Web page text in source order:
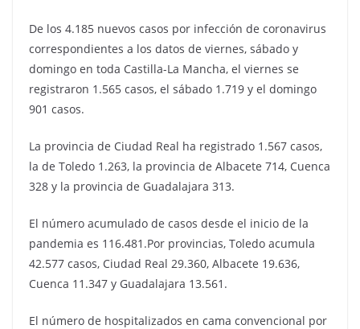
De los 4.185 nuevos casos por infección de coronavirus
correspondientes a los datos de viernes, sábado y
domingo en toda Castilla-La Mancha, el viernes se
registraron 1.565 casos, el sábado 1.719 y el domingo
901 casos.
La provincia de Ciudad Real ha registrado 1.567 casos,
la de Toledo 1.263, la provincia de Albacete 714, Cuenca
328 y la provincia de Guadalajara 313.
El número acumulado de casos desde el inicio de la
pandemia es 116.481.Por provincias, Toledo acumula
42.577 casos, Ciudad Real 29.360, Albacete 19.636,
Cuenca 11.347 y Guadalajara 13.561.
El número de hospitalizados en cama convencional por